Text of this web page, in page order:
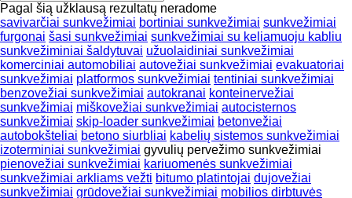
Pagal šią užklausą rezultatų neradome
savivarčiai sunkvežimiai bortiniai sunkvežimiai sunkvežimiai
furgonai šasi sunkvežimiai sunkvežimiai su keliamuoju kabliu
sunkvežiminiai šaldytuvai užuolaidiniai sunkvežimiai
komerciniai automobiliai autovežiai sunkvežimiai evakuatoriai
sunkvežimiai platformos sunkvežimiai tentiniai sunkvežimiai
benzovežiai sunkvežimiai autokranai konteinervežiai
sunkvežimiai miškovežiai sunkvežimiai autocisternos
sunkvežimiai skip-loader sunkvežimiai betonvežiai
autobokšteliai betono siurbliai kabelių sistemos sunkvežimiai
izoterminiai sunkvežimiai gyvulių pervežimo sunkvežimiai
pienovežiai sunkvežimiai kariuomenės sunkvežimiai
sunkvežimiai arkliams vežti bitumo platintojai dujovežiai
sunkvežimiai grūdovežiai sunkvežimiai mobilios dirbtuvės